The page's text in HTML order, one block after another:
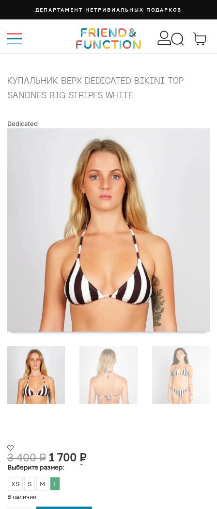
ДЕПАРТАМЕНТ НЕТРИВИАЛЬНЫХ ПОДАРКОВ
КУПАЛЬНИК ВЕРХ DEDICATED BIKINI TOP
SANDNES BIG STRIPES WHITE
Dedicated
3 400Р
УБ.
1 700 Р
УБ.
Выберите размер:
XS S M L
В наличии